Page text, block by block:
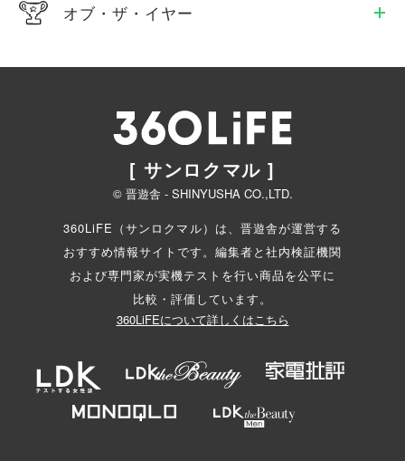
オブ・ザ・イヤー
[ サンロクマル ]
© 晋遊舎 - SHINYUSHA CO.,LTD.
360LiFE（サンロクマル）は、晋遊舎が運営する
おすすめ情報サイトです。編集者と社内検証機関
および専門家が実機テストを行い商品を公平に
比較・評価しています。
360LiFEについて詳しくはこちら